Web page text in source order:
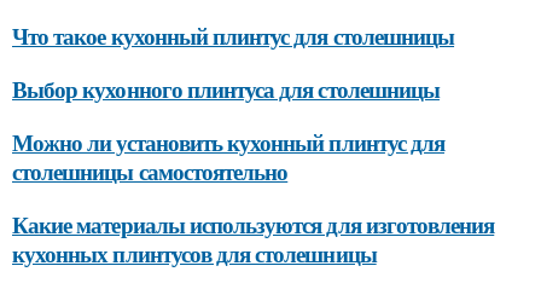
Что такое кухонный плинтус для столешницы
Выбор кухонного плинтуса для столешницы
Можно ли установить кухонный плинтус для
столешницы самостоятельно
Какие материалы используются для изготовления
кухонных плинтусов для столешницы